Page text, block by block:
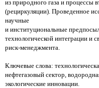
из природного газа и процессы
(рециркуляции). Проведенное
научные
и институциональные
технологической интеграции и
риск-менеджмента.
Ключевые слова:
нефтегазовый сектор,
экологические инновации.